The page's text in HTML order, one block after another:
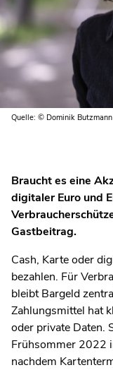
Quelle: © Dominik
Braucht es eine
digitaler Euro und
Gastbeitrag.
Cash, Karte oder
bezahlen. Für
bleibt Bargeld
Zahlungsmittel hat
oder private Daten.
Frühsommer 2022
nachdem